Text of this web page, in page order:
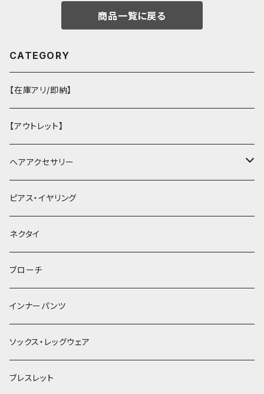
商品一覧に戻る
CATEGORY
【在庫アリ/即納】
【アウトレット】
ヘアアクセサリー
ヘアクリップ
ヘッドドレス・カチューシャ
ヘアゴム
簪
ピアス・イヤリング
ネクタイ
ブローチ
インナーパンツ
ソックス・レッグウェア
ブレスレット